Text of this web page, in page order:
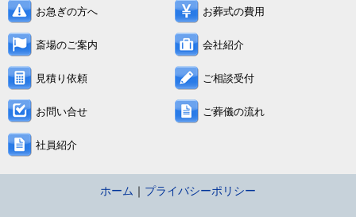
お急ぎの方へ お葬式の費用
斎場のご案内 会社紹介
見積り依頼 ご相談受付
お問い合せ ご葬儀の流れ
社員紹介
ホーム ｜ プライバシーポリシー